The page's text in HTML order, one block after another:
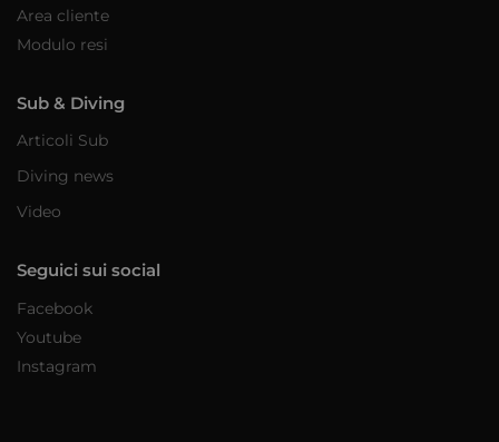
Area cliente
Modulo resi
Sub & Diving
Articoli Sub
Diving news
Video
Seguici sui social
Facebook
Youtube
Instagram